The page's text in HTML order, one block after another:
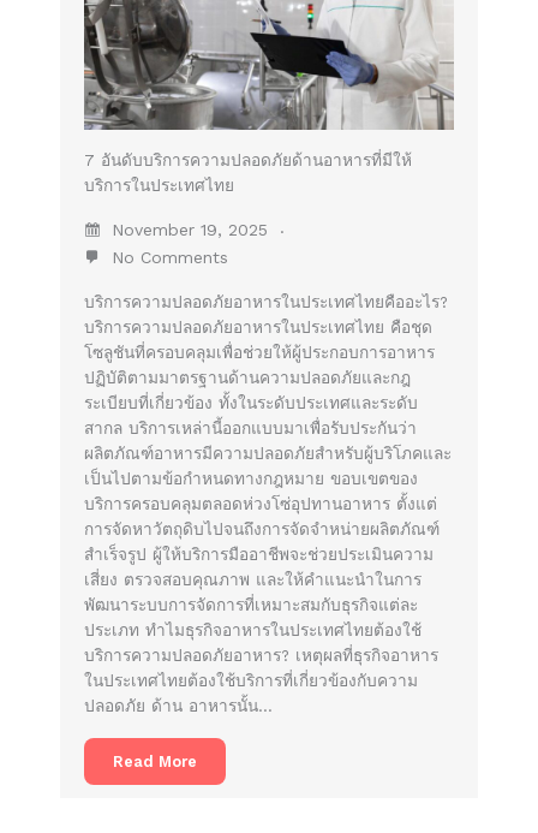
7 อันดับบริการความปลอดภัยด้านอาหารที่มีให้
บริการในประเทศไทย
November 19, 2025
No Comments
บริการความปลอดภัยอาหารในประเทศไทยคืออะไร?
บริการความปลอดภัยอาหารในประเทศไทย คือชุด
โซลูชันที่ครอบคลุมเพื่อช่วยให้ผู้ประกอบการอาหาร
ปฏิบัติตามมาตรฐานด้านความปลอดภัยและกฎ
ระเบียบที่เกี่ยวข้อง ทั้งในระดับประเทศและระดับ
สากล บริการเหล่านี้ออกแบบมาเพื่อรับประกันว่า
ผลิตภัณฑ์อาหารมีความปลอดภัยสำหรับผู้บริโภคและ
เป็นไปตามข้อกำหนดทางกฎหมาย ขอบเขตของ
บริการครอบคลุมตลอดห่วงโซ่อุปทานอาหาร ตั้งแต่
การจัดหาวัตถุดิบไปจนถึงการจัดจำหน่ายผลิตภัณฑ์
สำเร็จรูป ผู้ให้บริการมืออาชีพจะช่วยประเมินความ
เสี่ยง ตรวจสอบคุณภาพ และให้คำแนะนำในการ
พัฒนาระบบการจัดการที่เหมาะสมกับธุรกิจแต่ละ
ประเภท ทำไมธุรกิจอาหารในประเทศไทยต้องใช้
บริการความปลอดภัยอาหาร? เหตุผลที่ธุรกิจอาหาร
ในประเทศไทยต้องใช้บริการที่เกี่ยวข้องกับความ
ปลอดภัย ด้าน อาหารนั้น…
Read More